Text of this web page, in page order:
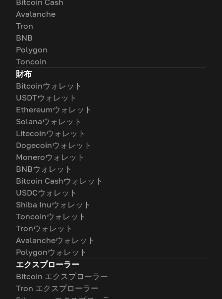
Bitcoin Cash
Avalanche
Tron
BNB
Polygon
Toncoin
財布
Bitcoinウォレット
USDTウォレット
Ethereumウォレット
Solanaウォレット
Litecoinウォレット
Dogecoinウォレット
Moneroウォレット
BNBウォレット
Bitcoin Cashウォレット
USDCウォレット
Shiba Inuウォレット
Toncoinウォレット
Tronウォレット
Avalancheウォレット
Polygonウォレット
エクスプローラー
Bitcoin エクスプローラー
Tron エクスプローラー